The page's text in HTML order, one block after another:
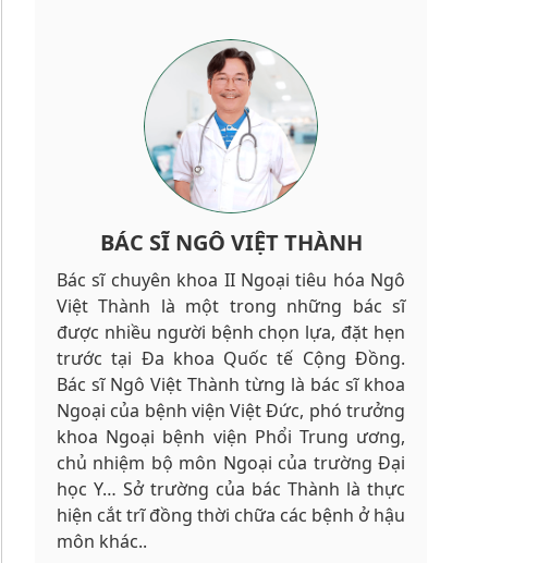
BÁC SĨ NGÔ VIỆT THÀNH
Bác sĩ chuyên khoa II Ngoại tiêu hóa Ngô
Việt Thành là một trong những bác sĩ
được nhiều người bệnh chọn lựa, đặt hẹn
trước tại Đa khoa Quốc tế Cộng Đồng.
Bác sĩ Ngô Việt Thành từng là bác sĩ khoa
Ngoại của bệnh viện Việt Đức, phó trưởng
khoa Ngoại bệnh viện Phổi Trung ương,
chủ nhiệm bộ môn Ngoại của trường Đại
học Y… Sở trường của bác Thành là thực
hiện cắt trĩ đồng thời chữa các bệnh ở hậu
môn khác..